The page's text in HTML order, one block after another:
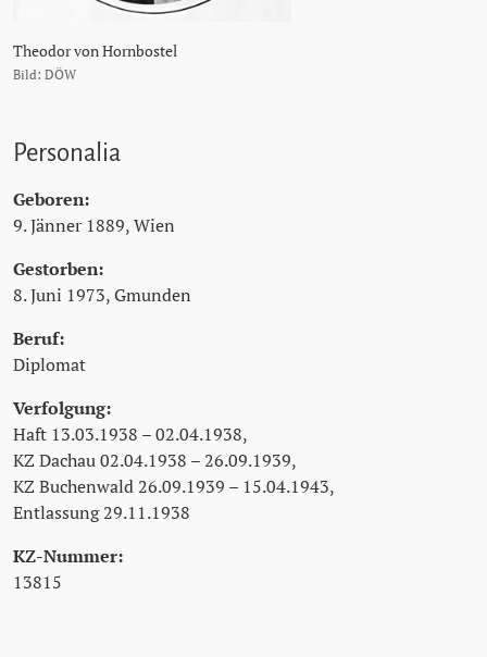
Theodor von Hornbostel
Bild: DÖW
Personalia
Geboren:
9. Jänner 1889, Wien
Gestorben:
8. Juni 1973, Gmunden
Beruf:
Diplomat
Verfolgung:
Haft 13.03.1938 – 02.04.1938,
KZ Dachau 02.04.1938 – 26.09.1939,
KZ Buchenwald 26.09.1939 – 15.04.1943,
Entlassung 29.11.1938
KZ-Nummer:
13815